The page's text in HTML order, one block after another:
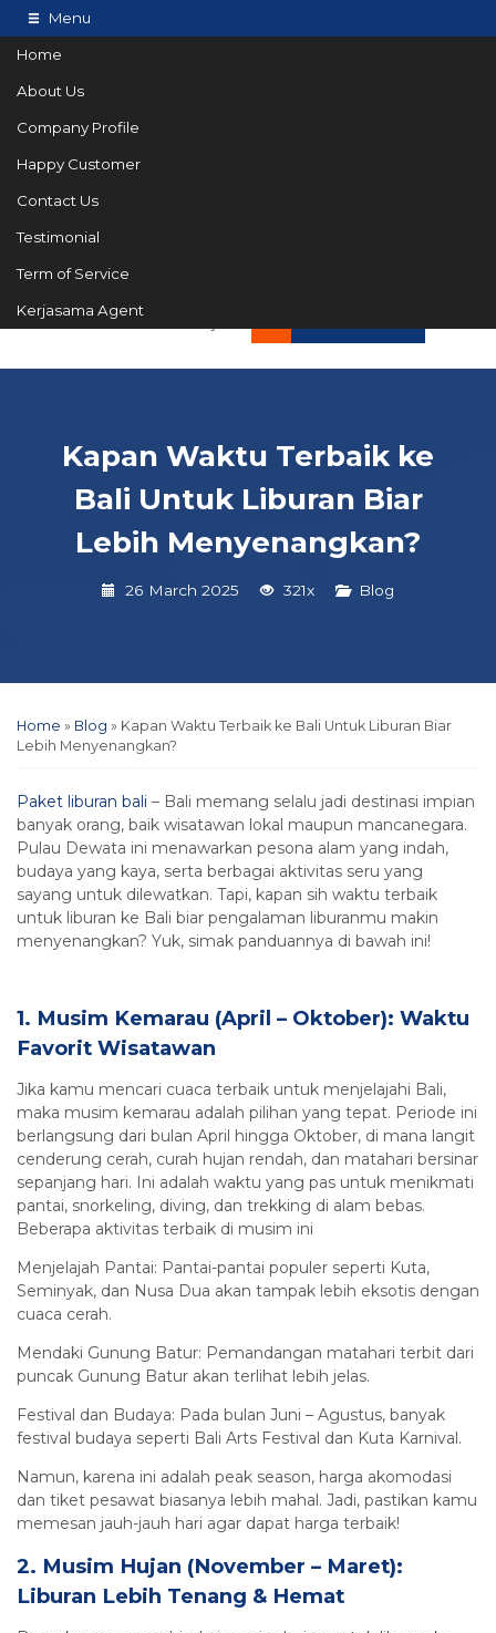
Menu
Home
About Us
Company Profile
Happy Customer
Contact Us
Testimonial
Term of Service
Kerjasama Agent
Hotline
Informasi lebih lanjut?
Kapan Waktu Terbaik ke
Bali Untuk Liburan Biar
Lebih Menyenangkan?
26 March 2025 321x Blog
Home » Blog » Kapan Waktu Terbaik ke Bali Untuk Liburan Biar
Lebih Menyenangkan?
Paket liburan bali – Bali memang selalu jadi destinasi impian
banyak orang, baik wisatawan lokal maupun mancanegara.
Pulau Dewata ini menawarkan pesona alam yang indah,
budaya yang kaya, serta berbagai aktivitas seru yang
sayang untuk dilewatkan. Tapi, kapan sih waktu terbaik
untuk liburan ke Bali biar pengalaman liburanmu makin
menyenangkan? Yuk, simak panduannya di bawah ini!
1. Musim Kemarau (April – Oktober): Waktu
Favorit Wisatawan
Jika kamu mencari cuaca terbaik untuk menjelajahi Bali,
maka musim kemarau adalah pilihan yang tepat. Periode ini
berlangsung dari bulan April hingga Oktober, di mana langit
cenderung cerah, curah hujan rendah, dan matahari bersinar
sepanjang hari. Ini adalah waktu yang pas untuk menikmati
pantai, snorkeling, diving, dan trekking di alam bebas.
Beberapa aktivitas terbaik di musim ini
Menjelajah Pantai: Pantai-pantai populer seperti Kuta,
Seminyak, dan Nusa Dua akan tampak lebih eksotis dengan
cuaca cerah.
Mendaki Gunung Batur: Pemandangan matahari terbit dari
puncak Gunung Batur akan terlihat lebih jelas.
Festival dan Budaya: Pada bulan Juni – Agustus, banyak
festival budaya seperti Bali Arts Festival dan Kuta Karnival.
Namun, karena ini adalah peak season, harga akomodasi
dan tiket pesawat biasanya lebih mahal. Jadi, pastikan kamu
memesan jauh-jauh hari agar dapat harga terbaik!
2. Musim Hujan (November – Maret):
Liburan Lebih Tenang & Hemat